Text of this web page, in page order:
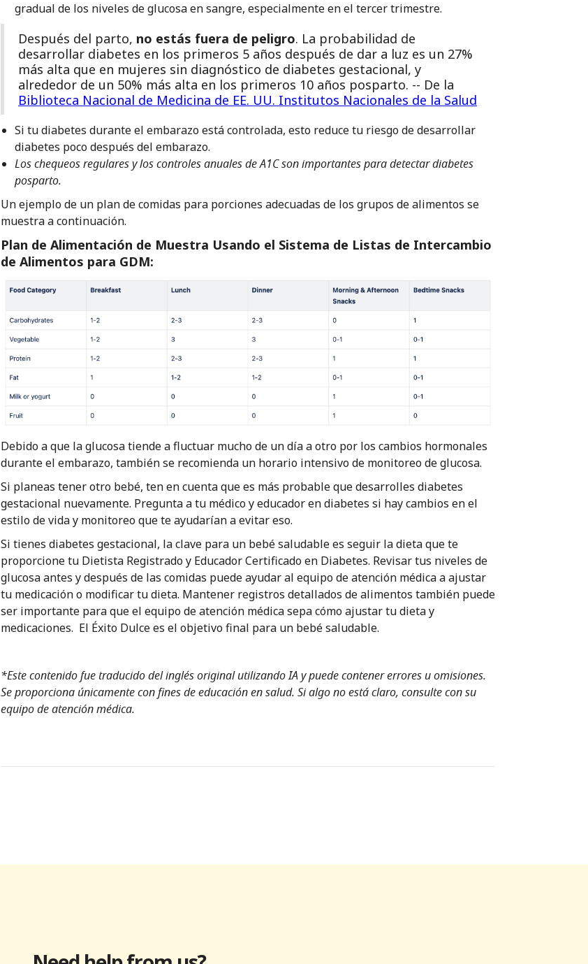
gradual de los niveles de glucosa en sangre, especialmente en el tercer trimestre.
Después del parto, no estás fuera de peligro. La probabilidad de
desarrollar diabetes en los primeros 5 años después de dar a luz es un 27%
más alta que en mujeres sin diagnóstico de diabetes gestacional, y
alrededor de un 50% más alta en los primeros 10 años posparto. -- De la
Biblioteca Nacional de Medicina de EE. UU. Institutos Nacionales de la Salud
Si tu diabetes durante el embarazo está controlada, esto reduce tu riesgo de desarrollar
diabetes poco después del embarazo.
Los chequeos regulares y los controles anuales de A1C son importantes para detectar diabetes
posparto.
Un ejemplo de un plan de comidas para porciones adecuadas de los grupos de alimentos se
muestra a continuación.
Plan de Alimentación de Muestra Usando el Sistema de Listas de Intercambio
de Alimentos para GDM:
Debido a que la glucosa tiende a fluctuar mucho de un día a otro por los cambios hormonales
durante el embarazo, también se recomienda un horario intensivo de monitoreo de glucosa.
Si planeas tener otro bebé, ten en cuenta que es más probable que desarrolles diabetes
gestacional nuevamente. Pregunta a tu médico y educador en diabetes si hay cambios en el
estilo de vida y monitoreo que te ayudarían a evitar eso.
Si tienes diabetes gestacional, la clave para un bebé saludable es seguir la dieta que te
proporcione tu Dietista Registrado y Educador Certificado en Diabetes. Revisar tus niveles de
glucosa antes y después de las comidas puede ayudar al equipo de atención médica a ajustar
tu medicación o modificar tu dieta. Mantener registros detallados de alimentos también puede
ser importante para que el equipo de atención médica sepa cómo ajustar tu dieta y
medicaciones. El Éxito Dulce es el objetivo final para un bebé saludable.
*Este contenido fue traducido del inglés original utilizando IA y puede contener errores u omisiones.
Se proporciona únicamente con fines de educación en salud. Si algo no está claro, consulte con su
equipo de atención médica.